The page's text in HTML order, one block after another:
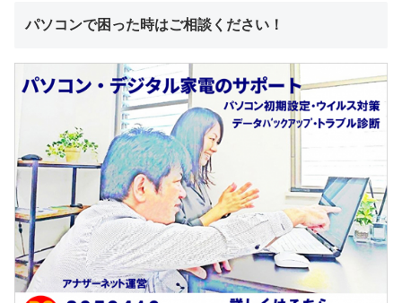
パソコンで困った時はご相談ください！